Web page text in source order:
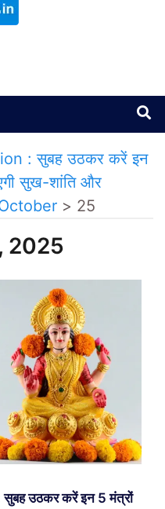
: सुबह उठकर करें इन
सुख-शांति और
> 25
2025
उठकर करें इन 5 मंत्रों